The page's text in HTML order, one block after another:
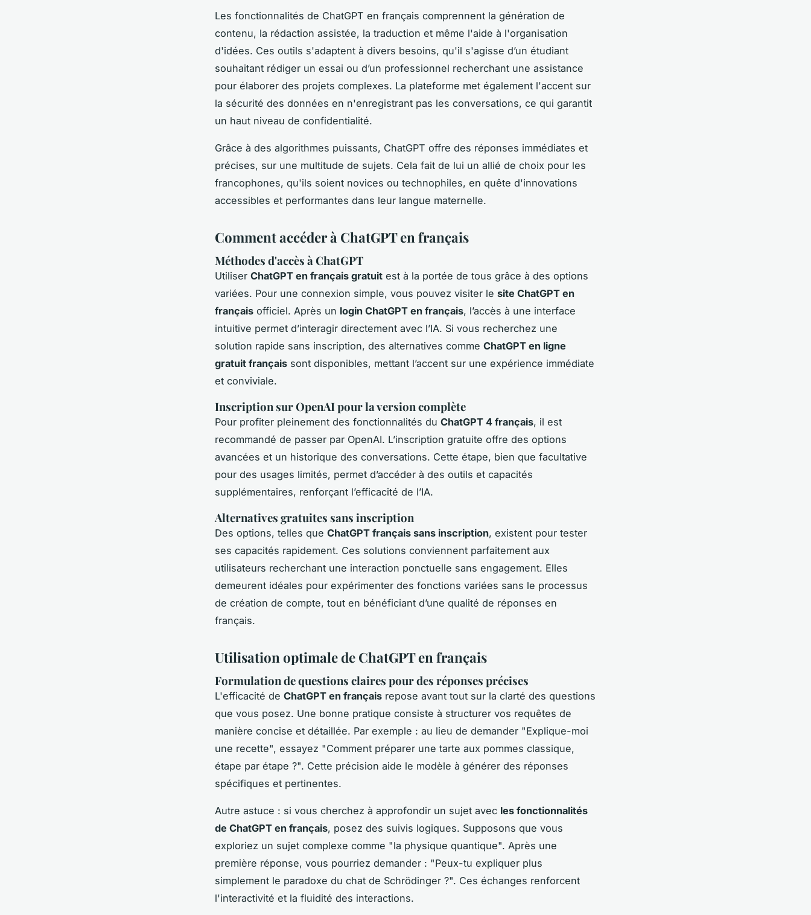
Les fonctionnalités de ChatGPT en français comprennent la génération de
contenu, la rédaction assistée, la traduction et même l'aide à l'organisation
d'idées. Ces outils s'adaptent à divers besoins, qu'il s'agisse d’un étudiant
souhaitant rédiger un essai ou d’un professionnel recherchant une assistance
pour élaborer des projets complexes. La plateforme met également l'accent sur
la sécurité des données en n'enregistrant pas les conversations, ce qui garantit
un haut niveau de confidentialité.
Grâce à des algorithmes puissants, ChatGPT offre des réponses immédiates et
précises, sur une multitude de sujets. Cela fait de lui un allié de choix pour les
francophones, qu'ils soient novices ou technophiles, en quête d'innovations
accessibles et performantes dans leur langue maternelle.
Comment accéder à ChatGPT en français
Méthodes d'accès à ChatGPT
Utiliser ChatGPT en français gratuit est à la portée de tous grâce à des options
variées. Pour une connexion simple, vous pouvez visiter le site ChatGPT en
français officiel. Après un login ChatGPT en français, l’accès à une interface
intuitive permet d’interagir directement avec l’IA. Si vous recherchez une
solution rapide sans inscription, des alternatives comme ChatGPT en ligne
gratuit français sont disponibles, mettant l’accent sur une expérience immédiate
et conviviale.
Inscription sur OpenAI pour la version complète
Pour profiter pleinement des fonctionnalités du ChatGPT 4 français, il est
recommandé de passer par OpenAI. L’inscription gratuite offre des options
avancées et un historique des conversations. Cette étape, bien que facultative
pour des usages limités, permet d’accéder à des outils et capacités
supplémentaires, renforçant l’efficacité de l’IA.
Alternatives gratuites sans inscription
Des options, telles que ChatGPT français sans inscription, existent pour tester
ses capacités rapidement. Ces solutions conviennent parfaitement aux
utilisateurs recherchant une interaction ponctuelle sans engagement. Elles
demeurent idéales pour expérimenter des fonctions variées sans le processus
de création de compte, tout en bénéficiant d’une qualité de réponses en
français.
Utilisation optimale de ChatGPT en français
Formulation de questions claires pour des réponses précises
L'efficacité de ChatGPT en français repose avant tout sur la clarté des questions
que vous posez. Une bonne pratique consiste à structurer vos requêtes de
manière concise et détaillée. Par exemple : au lieu de demander "Explique-moi
une recette", essayez "Comment préparer une tarte aux pommes classique,
étape par étape ?". Cette précision aide le modèle à générer des réponses
spécifiques et pertinentes.
Autre astuce : si vous cherchez à approfondir un sujet avec les fonctionnalités
de ChatGPT en français, posez des suivis logiques. Supposons que vous
exploriez un sujet complexe comme "la physique quantique". Après une
première réponse, vous pourriez demander : "Peux-tu expliquer plus
simplement le paradoxe du chat de Schrödinger ?". Ces échanges renforcent
l'interactivité et la fluidité des interactions.